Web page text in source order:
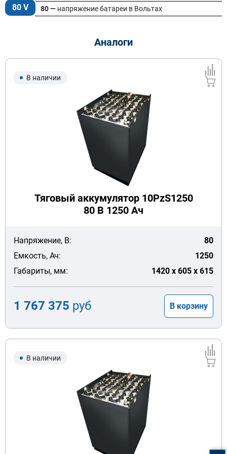
80 V 80 — напряжение батареи в Вольтах
Аналоги
В наличии
Тяговый аккумулятор 10PzS1250
80 В 1250 Ач
Напряжение, В:
80
Емкость, Ач:
1250
Габариты, мм:
1420 x 605 x 615
1 767 375 руб В корзину
В наличии